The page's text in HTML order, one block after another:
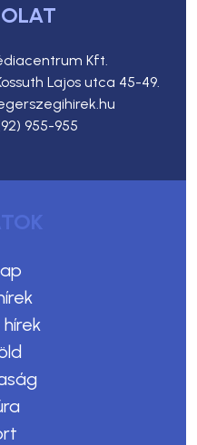
Kft.
Lajos utca 45-49.
955-955